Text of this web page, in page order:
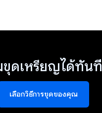
ขุดเหรียญได้ทันที
เลือกวิธีการขุดของคุณ